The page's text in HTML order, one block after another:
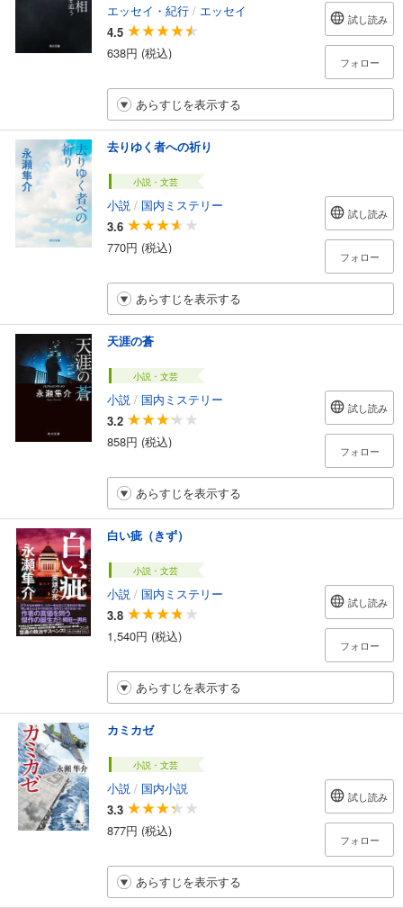
エッセイ・紀行 / エッセイ
4.5
638円 (税込)
試し読み
フォロー
あらすじを表示する
去りゆく者への祈り
小説・文芸
小説 / 国内ミステリー
3.6
770円 (税込)
試し読み
フォロー
あらすじを表示する
天涯の蒼
小説・文芸
小説 / 国内ミステリー
3.2
858円 (税込)
試し読み
フォロー
あらすじを表示する
白い疵（きず）
小説・文芸
小説 / 国内ミステリー
3.8
1,540円 (税込)
試し読み
フォロー
あらすじを表示する
カミカゼ
小説・文芸
小説 / 国内小説
3.3
877円 (税込)
試し読み
フォロー
あらすじを表示する